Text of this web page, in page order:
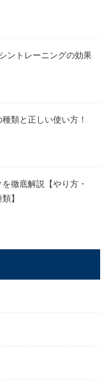
ントレーニングの効果
類と正しい使い方！
徹底解説【やり方・
】